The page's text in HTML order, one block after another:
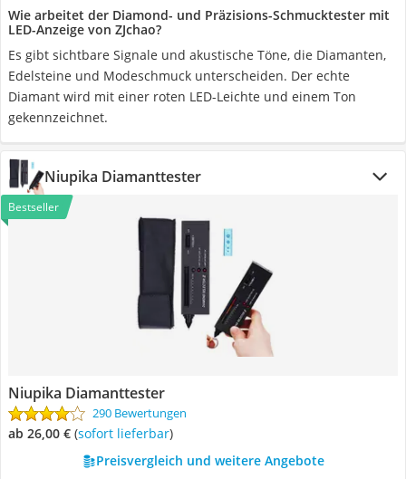
Wie arbeitet der Diamond- und Präzisions-Schmucktester mit
LED-Anzeige von ZJchao?
Es gibt sichtbare Signale und akustische Töne, die Diamanten,
Edelsteine und Modeschmuck unterscheiden. Der echte
Diamant wird mit einer roten LED-Leichte und einem Ton
gekennzeichnet.
Niupika Diamanttester
Bestseller
Niupika Diamanttester
290 Bewertungen
ab 26,00 € ( Sofort lieferbar)
Preisvergleich und weitere Angebote